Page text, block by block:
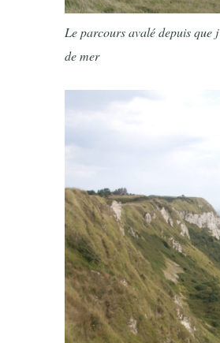
Le parcours avalé depuis que
de mer